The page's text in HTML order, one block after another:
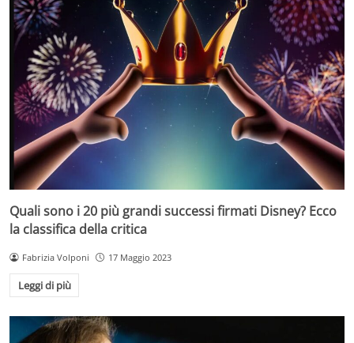
Quali sono i 20 più grandi successi firmati Disney? Ecco
la classifica della critica
Fabrizia Volponi 17 Maggio 2023
Leggi di più